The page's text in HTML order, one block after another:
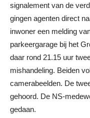
signalement van de
gingen agenten direct
inwoner een melding
parkeergarage bij het
daar rond 21.15 uur
mishandeling. Beiden
camerabeelden. De
gehoord. De NS-
gedaan.